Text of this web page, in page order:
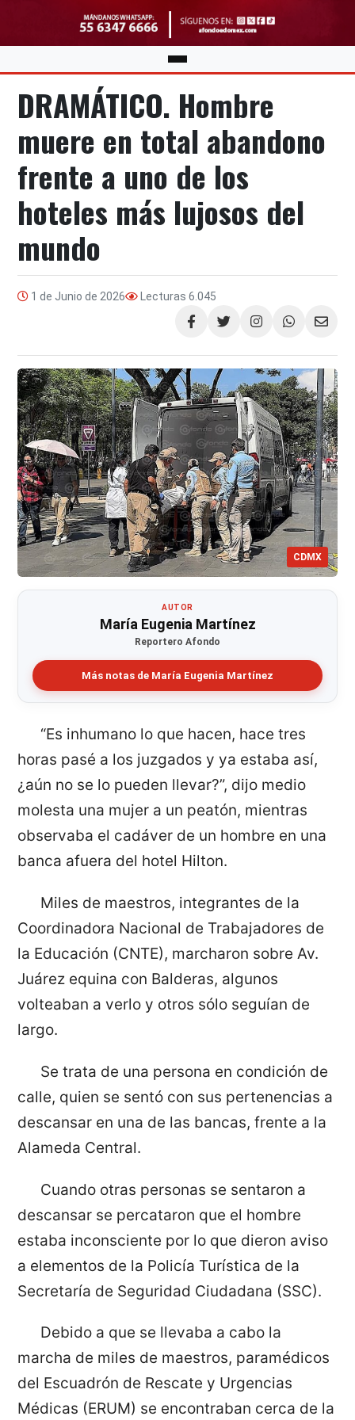
DRAMÁTICO. Hombre
muere en total abandono
frente a uno de los
hoteles más lujosos del
mundo
1 de Junio de 2026 Lecturas 6.045
Compartir
CDMX
AUTOR
María Eugenia Martínez
Reportero Afondo
Más notas de María Eugenia Martínez
“Es inhumano lo que hacen, hace tres
horas pasé a los juzgados y ya estaba así,
¿aún no se lo pueden llevar?”, dijo medio
molesta una mujer a un peatón, mientras
observaba el cadáver de un hombre en una
banca afuera del hotel Hilton.
Miles de maestros, integrantes de la
Coordinadora Nacional de Trabajadores de
la Educación (CNTE), marcharon sobre Av.
Juárez equina con Balderas, algunos
volteaban a verlo y otros sólo seguían de
largo.
Se trata de una persona en condición de
calle, quien se sentó con sus pertenencias a
descansar en una de las bancas, frente a la
Alameda Central.
Cuando otras personas se sentaron a
descansar se percataron que el hombre
estaba inconsciente por lo que dieron aviso
a elementos de la Policía Turística de la
Secretaría de Seguridad Ciudadana (SSC).
Debido a que se llevaba a cabo la
marcha de miles de maestros, paramédicos
del Escuadrón de Rescate y Urgencias
Médicas (ERUM) se encontraban cerca de la